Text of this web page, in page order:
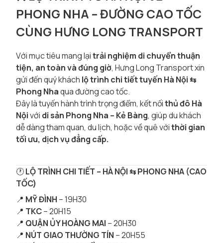
PHONG NHA – ĐƯỜNG CAO TỐC
CÙNG HƯNG LONG TRANSPORT
Với mục tiêu mang lạitrải nghiệm di chuyển thuận
tiện, an toàn và đúng giờ, Hưng Long Transport xin
gửi đến quý khách lộ trình chi tiết tuyến Hà Nội ⇆
Phong Nhaqua đường cao tốc.
Đây là tuyến hành trình trọng điểm, kết nốithủ đô Hà
Nộivới di sản Phong Nha – Kẻ Bàng, giúp du khách
dễ dàng tham quan, du lịch, hoặc về quê vớithời gian
tối ưu, dịch vụ đẳng cấp.
🕐LỘ TRÌNH CHI TIẾT – HÀ NỘI ⇆ PHONG NHA (CAO
TỐC)
📍 MỸ ĐÌNH – 19H30
📍 TKC– 20H15
📍 QUẬN ỦY HOÀNG MAI – 20H30
📍 NÚT GIAO THƯỜNG TÍN – 20H55